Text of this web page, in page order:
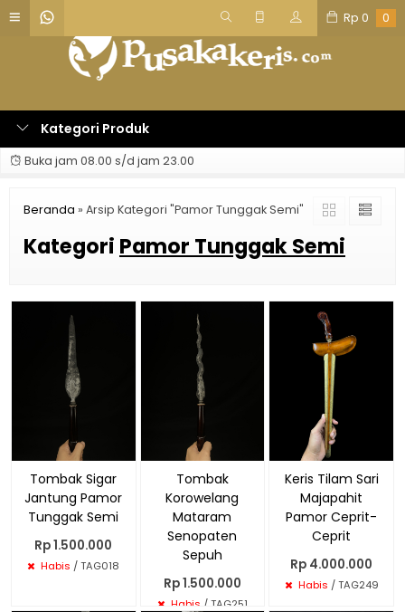
Rp 0 0
Kategori Produk
Buka jam 08.00 s/d jam 23.00
Beranda » Arsip Kategori "Pamor Tunggak Semi"
Kategori Pamor Tunggak Semi
Tombak Sigar
Jantung Pamor
Tunggak Semi
Rp 1.500.000
Habis / TAG018
Tombak
Korowelang
Mataram
Senopaten
Sepuh
Rp 1.500.000
Habis / TAG251
Keris Tilam Sari
Majapahit
Pamor Ceprit-
Ceprit
Rp 4.000.000
Habis / TAG249